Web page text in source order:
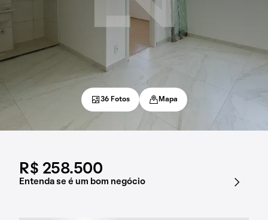
R$ 258.500
Entenda se é um bom negócio
36 Fotos Mapa